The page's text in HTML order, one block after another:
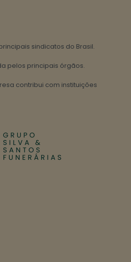
sindicatos do Brasil.
pelos principais órgãos.
contribui com instituições